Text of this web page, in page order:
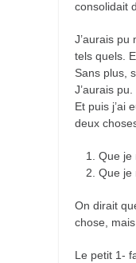
consolidait
J’aurais pu
tels quels.
Sans plus,
J’aurais pu.
Et puis j’ai
deux
Que je
Que je
On dirait
chose,
Le petit 1-